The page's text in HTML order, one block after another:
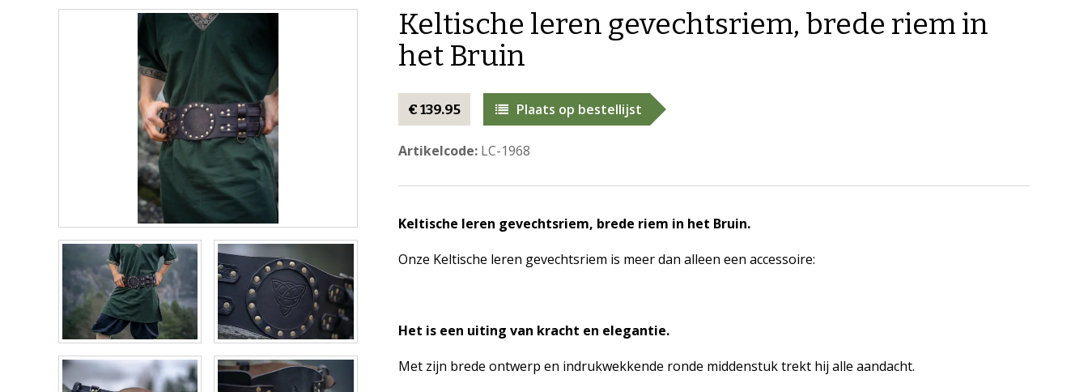
Keltische leren gevechtsriem, brede riem in
het Bruin
€ 139.95 Plaats op bestellijst
Artikelcode:LC-1968
Keltische leren gevechtsriem, brede riem in het Bruin.
Onze Keltische leren gevechtsriem is meer dan alleen een accessoire:
Het is een uiting van kracht en elegantie.
Met zijn brede ontwerp en indrukwekkende ronde middenstuk trekt hij alle aandacht.